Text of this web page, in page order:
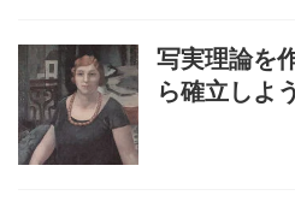
写実理論を
ら確立しよ